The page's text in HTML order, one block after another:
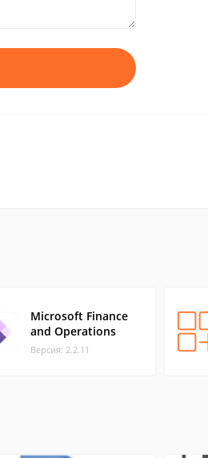
Microsoft Finance
and Operations
Версия: 2.2.11